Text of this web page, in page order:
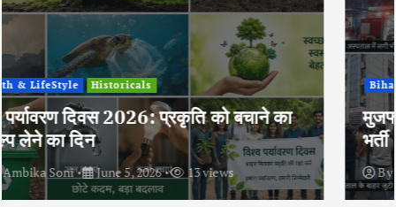
Bihar Health & LifeStyle Politics
मुजफ्फरपुर के निजी अस्पताल में भीषण आग, ICU में
भर्ती 5 मरीजों की मौत, कई घायल
ByAmbika Soni June 5, 2026 13 views